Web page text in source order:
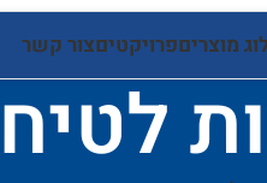
מוצריםפרויקטיםצור קשר